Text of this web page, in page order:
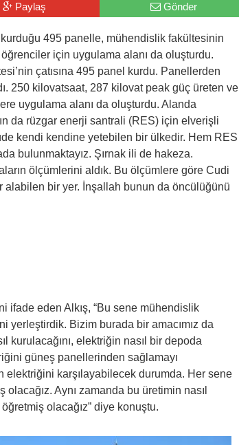
Paylaş Gönder
495 panelle, mühendislik fakültesinin
için uygulama alanı da oluşturdu.
çatısına 495 panel kurdu. Panellerden
250 kilovatsaat, 287 kilovat peak güç üreten ve
uygulama alanı da oluşturdu. Alanda
da rüzgar enerji santrali (RES) için elverişli
kendi kendine yetebilen bir ülkedir. Hem RES
bulunmaktayız. Şırnak ili de hakeza.
ölçümlerini aldık. Bu ölçümlere göre Cudi
alabilen bir yer. İnşallah bunun da öncülüğünü
ifade eden Alkış, “Bu sene mühendislik
yerleştirdik. Bizim burada bir amacımız da
kurulacağını, elektriğin nasıl bir depoda
güneş panellerinden sağlamayı
elektriğini karşılayabilecek durumda. Her sene
Aynı zamanda bu üretimin nasıl
olacağız” diye konuştu.